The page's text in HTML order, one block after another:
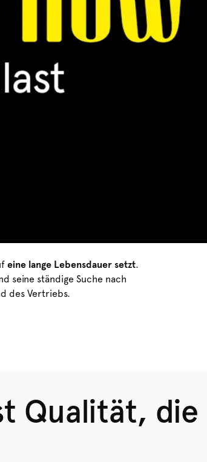
eine lange Lebensdauer setzt.
seine ständige Suche nach
des Vertriebs.
Qualität, die